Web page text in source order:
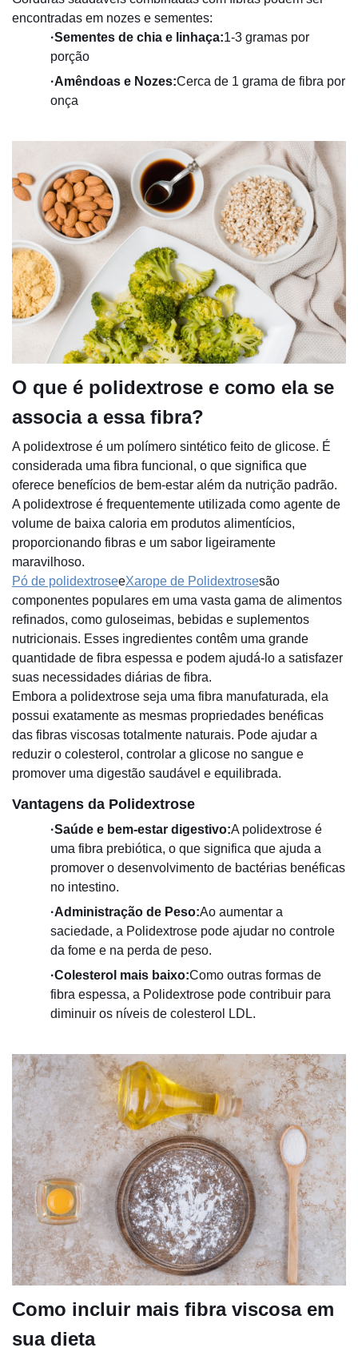
encontradas em nozes e sementes:
·Sementes de chia e linhaça:1-3 gramas por
porção
·Amêndoas e Nozes:Cerca de 1 grama de fibra por
onça
O que é polidextrose e como ela se
associa a essa fibra?
A polidextrose é um polímero sintético feito de glicose. É
considerada uma fibra funcional, o que significa que
oferece benefícios de bem-estar além da nutrição padrão.
A polidextrose é frequentemente utilizada como agente de
volume de baixa caloria em produtos alimentícios,
proporcionando fibras e um sabor ligeiramente
maravilhoso.
Pó de polidextroseeXarope de Polidextrosesão
componentes populares em uma vasta gama de alimentos
refinados, como guloseimas, bebidas e suplementos
nutricionais. Esses ingredientes contêm uma grande
quantidade de fibra espessa e podem ajudá-lo a satisfazer
suas necessidades diárias de fibra.
Embora a polidextrose seja uma fibra manufaturada, ela
possui exatamente as mesmas propriedades benéficas
das fibras viscosas totalmente naturais. Pode ajudar a
reduzir o colesterol, controlar a glicose no sangue e
promover uma digestão saudável e equilibrada.
Vantagens da Polidextrose
·Saúde e bem-estar digestivo:A polidextrose é
uma fibra prebiótica, o que significa que ajuda a
promover o desenvolvimento de bactérias benéficas
no intestino.
·Administração de Peso:Ao aumentar a
saciedade, a Polidextrose pode ajudar no controle
da fome e na perda de peso.
·Colesterol mais baixo:Como outras formas de
fibra espessa, a Polidextrose pode contribuir para
diminuir os níveis de colesterol LDL.
Como incluir mais fibra viscosa em
sua dieta